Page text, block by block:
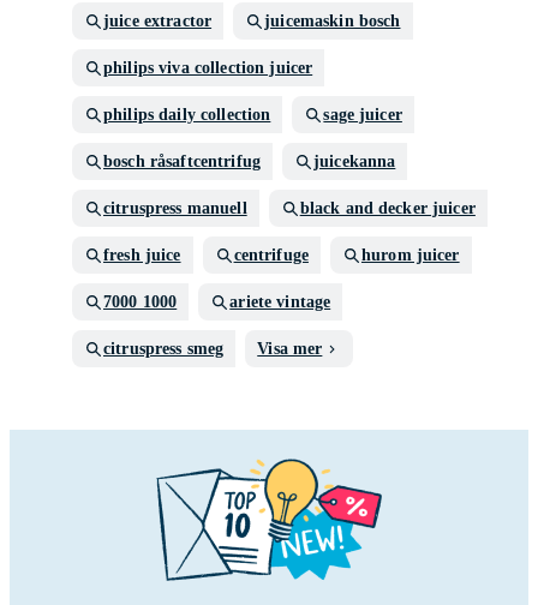
juice extractor juicemaskin bosch
philips viva collection juicer
philips daily collection sage juicer
bosch råsaftcentrifug juicekanna
citruspress manuell black and decker juicer
fresh juice centrifuge hurom juicer
7000 1000 ariete vintage
citruspress smeg Visa mer